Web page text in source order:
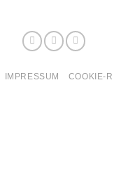
IMPRESSUM COOKIE-